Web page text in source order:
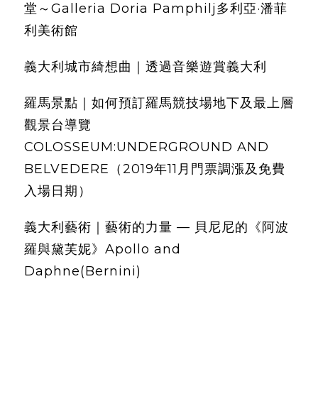
堂～Galleria Doria Pamphilj多利亞·潘菲
利美術館
義大利城市綺想曲｜透過音樂遊賞義大利
羅馬景點｜如何預訂羅馬競技場地下及最上層
觀景台導覽
COLOSSEUM:UNDERGROUND AND
BELVEDERE（2019年11月門票調漲及免費
入場日期）
義大利藝術｜藝術的力量 — 貝尼尼的《阿波
羅與黛芙妮》Apollo and
Daphne(Bernini)